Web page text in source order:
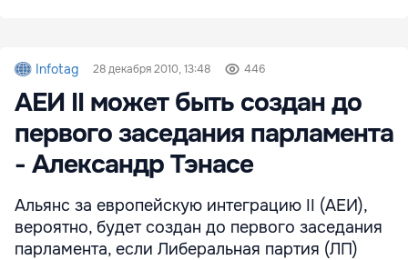
Infotag 28 декабря 2010, 13:48 446
АЕИ II может быть создан до
первого заседания парламента
- Александр Тэнасе
Альянс за европейскую интеграцию II (АЕИ),
вероятно, будет создан до первого заседания
парламента, если Либеральная партия (ЛП)